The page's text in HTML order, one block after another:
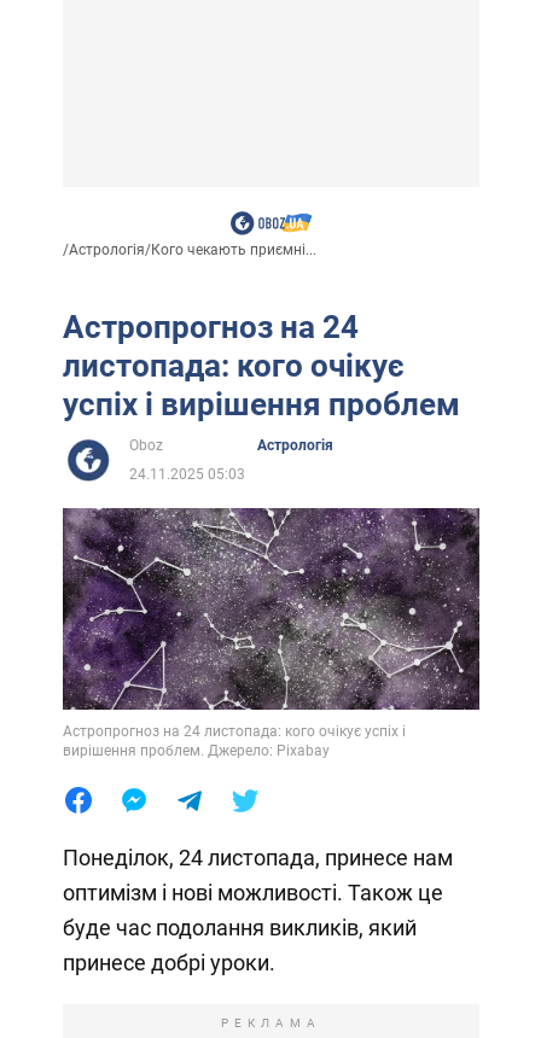
/Астрологія/Кого чекають приємні...
Астропрогноз на 24
листопада: кого очікує
успіх і вирішення проблем
Oboz
Астрологія
24.11.2025 05:03
Астропрогноз на 24 листопада: кого очікує успіх і
вирішення проблем. Джерело: Pixabay
Понеділок, 24 листопада, принесе нам
оптимізм і нові можливості. Також це
буде час подолання викликів, який
принесе добрі уроки.
РЕКЛАМА